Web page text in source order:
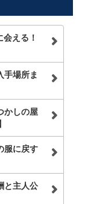
える！
手場所ま
かしの屋
服に戻す
と主人公